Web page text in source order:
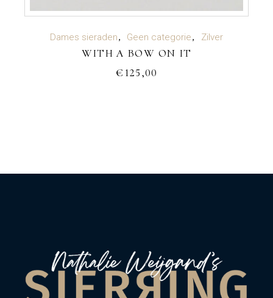
TOEVOEGEN AAN WINKELWAGEN
Dames sieraden Geen categorie Zilver
WITH A BOW ON IT
€ 125,00